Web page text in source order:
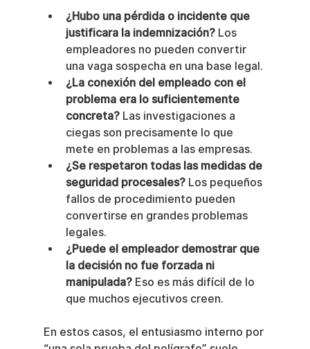
¿Hubo una pérdida o incidente que
justificara la indemnización? Los
empleadores no pueden convertir
una vaga sospecha en una base legal.
¿La conexión del empleado con el
problema era lo suficientemente
concreta? Las investigaciones a
ciegas son precisamente lo que
mete en problemas a las empresas.
¿Se respetaron todas las medidas de
seguridad procesales? Los pequeños
fallos de procedimiento pueden
convertirse en grandes problemas
legales.
¿Puede el empleador demostrar que
la decisión no fue forzada ni
manipulada? Eso es más difícil de lo
que muchos ejecutivos creen.
En estos casos, el entusiasmo interno por